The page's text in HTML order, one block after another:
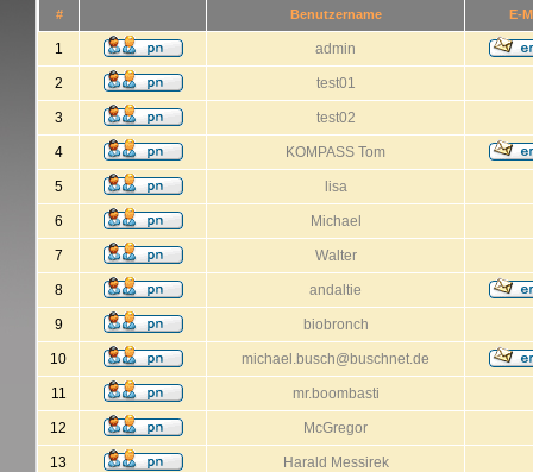
# Benutzername E-
1 admin
2 test01
3 test02
4 KOMPASS Tom
5 lisa
6 Michael
7 Walter
8 andaltie
9 biobronch
10 michael.busch@buschnet.de
11 mr.boombasti
12 McGregor
13 Harald Messirek